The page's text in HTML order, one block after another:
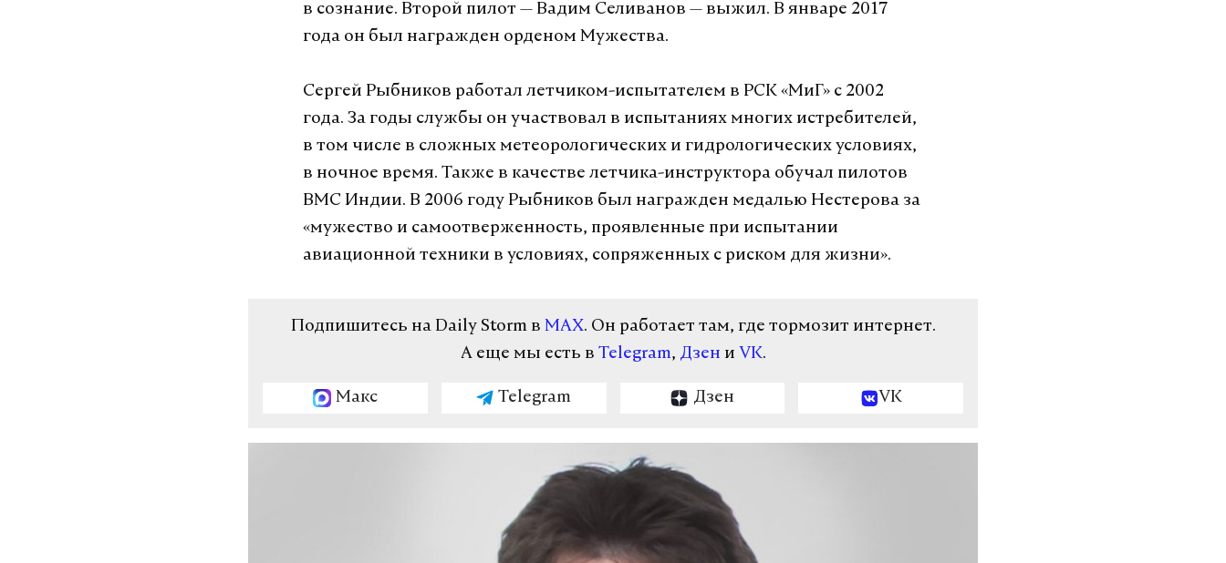
в сознание. Второй пилот — Вадим Селиванов — выжил. В январе 2017
года он был награжден орденом Мужества.
Сергей Рыбников работал летчиком-испытателем в РСК «МиГ» с 2002
года. За годы службы он участвовал в испытаниях многих истребителей,
в том числе в сложных метеорологических и гидрологических условиях,
в ночное время. Также в качестве летчика-инструктора обучал пилотов
ВМС Индии. В 2006 году Рыбников был награжден медалью Нестерова за
«мужество и самоотверженность, проявленные при испытании
авиационной техники в условиях, сопряженных с риском для жизни».
Подпишитесь на Daily Storm в MAX. Он работает там, где тормозит интернет.
А еще мы есть в Telegram, Дзен и VK.
Макс Telegram Дзен VK